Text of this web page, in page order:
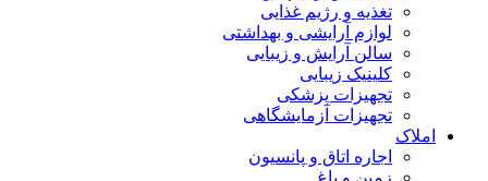
تغذیه و رژیم غذایی
لوازم آرایشی و بهداشتی
سالن آرایش و زیبایی
کلینیک زیبایی
تجهیزات پزشکی
تجهیزات آزمایشگاهی
املاک
اجاره اتاق و پانسیون